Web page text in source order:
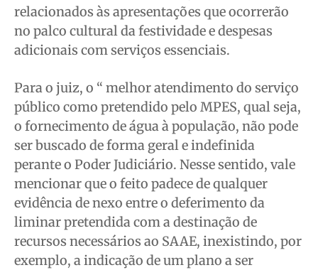
relacionados às apresentações que ocorrerão
no palco cultural da festividade e despesas
adicionais com serviços essenciais.
Para o juiz, o “ melhor atendimento do serviço
público como pretendido pelo MPES, qual seja,
o fornecimento de água à população, não pode
ser buscado de forma geral e indefinida
perante o Poder Judiciário. Nesse sentido, vale
mencionar que o feito padece de qualquer
evidência de nexo entre o deferimento da
liminar pretendida com a destinação de
recursos necessários ao SAAE, inexistindo, por
exemplo, a indicação de um plano a ser